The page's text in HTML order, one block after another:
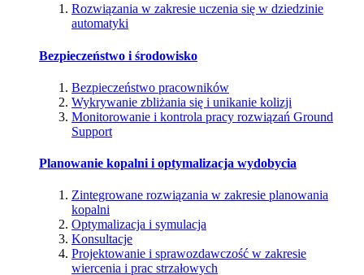
Rozwiązania w zakresie uczenia się w dziedzinie
automatyki
Bezpieczeństwo i środowisko
Bezpieczeństwo pracowników
Wykrywanie zbliżania się i unikanie kolizji
Monitorowanie i kontrola pracy rozwiązań Ground
Support
Planowanie kopalni i optymalizacja wydobycia
Zintegrowane rozwiązania w zakresie planowania
kopalni
Optymalizacja i symulacja
Konsultacje
Projektowanie i sprawozdawczość w zakresie
wiercenia i prac strzałowych